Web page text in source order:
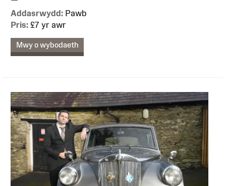
Addasrwydd: Pawb
Pris: £7 yr awr
Mwy o wybodaeth